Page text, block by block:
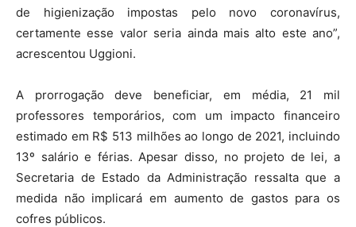
de higienização impostas pelo novo coronavírus,
certamente esse valor seria ainda mais alto este ano”,
acrescentou Uggioni.
A prorrogação deve beneficiar, em média, 21 mil
professores temporários, com um impacto financeiro
estimado em R$ 513 milhões ao longo de 2021, incluindo
13º salário e férias. Apesar disso, no projeto de lei, a
Secretaria de Estado da Administração ressalta que a
medida não implicará em aumento de gastos para os
cofres públicos.